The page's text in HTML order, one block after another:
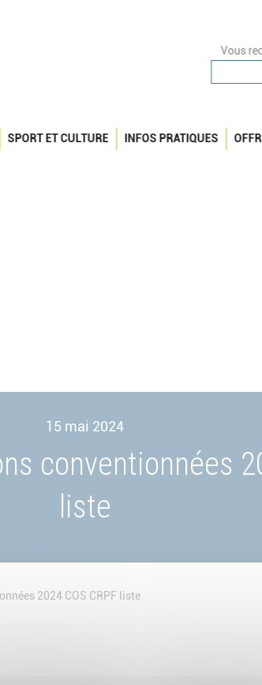
Vous
SPORT ET CULTURE INFOS PRATIQUES
15 mai 2024
conventionnées
liste
2024 COS CRPF liste